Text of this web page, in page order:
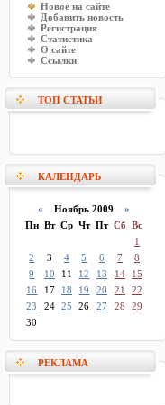
Новое на сайте
Добавить новость
Регистрация
Статистика
О сайте
Ссылки
ТОП СТАТЬИ
КАЛЕНДАРЬ
« Ноябрь 2009 »
Пн Вт Ср Чт Пт Сб Вс
1
2
3 4 5 6 7
8
9
10 11 12 13 14
15
16
17 18 19 20 21
22
23
24 25 26 27 28
29
30
РЕКЛАМА